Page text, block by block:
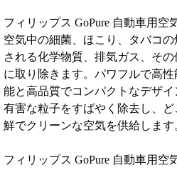
フィリップス GoPure 自動車用空
空気中の細菌、ほこり、タバコ
される化学物質、排気ガス、そ
に取り除きます。パワフルで高
能と高品質でコンパクトなデザ
有害な粒子をすばやく除去し、
鮮でクリーンな空気を供給します
フィリップス GoPure 自動車用空